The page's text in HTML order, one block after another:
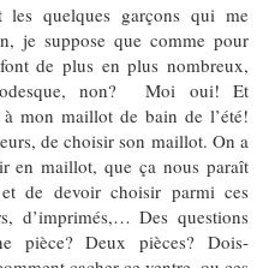
quelques garçons qui me
je suppose que comme pour
de plus en plus nombreux,
non? Moi oui! Et
mon maillot de bain de l’été!
de choisir son maillot. On a
en maillot, que ça nous paraît
de devoir choisir parmi ces
d’imprimés,… Des questions
pièce? Deux pièces? Dois-